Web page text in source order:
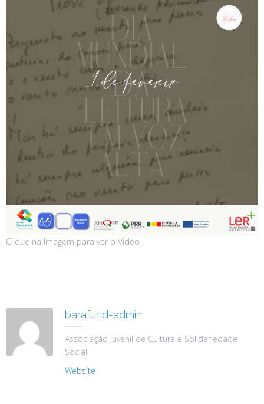
Clique na Imagem para ver o Vídeo
barafund-admin
Associação Juvenil de Cultura e Solidariedade
Social
Website